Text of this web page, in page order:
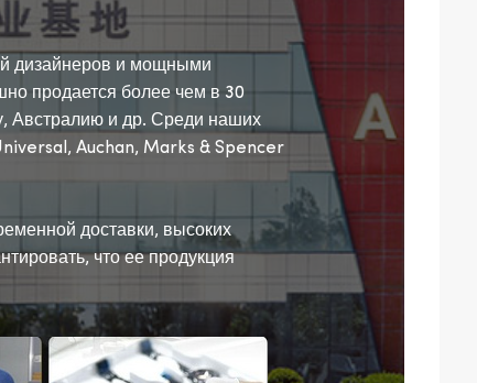
дизайнеров и мощными
продается более чем в 30
Австралию и др. Среди наших
Auchan, Marks & Spencer
доставки, высоких
что ее продукция